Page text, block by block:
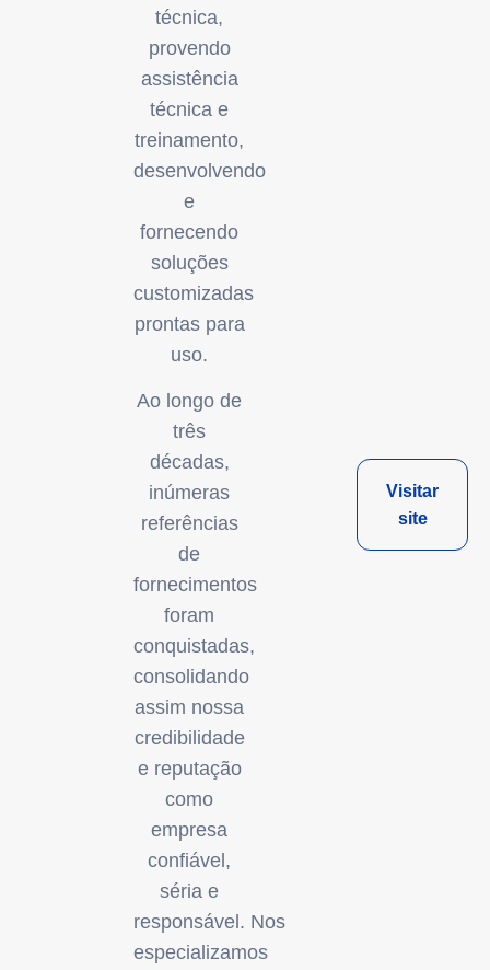
técnica,
provendo
assistência
técnica e
treinamento,
desenvolvendo
e
fornecendo
soluções
customizadas
prontas para
uso.
Ao longo de
três
décadas,
inúmeras
referências
de
fornecimentos
foram
conquistadas,
consolidando
assim nossa
credibilidade
e reputação
como
empresa
confiável,
séria e
responsável. Nos
especializamos
Visitar
site